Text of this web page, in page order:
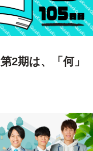
2期は、「何」